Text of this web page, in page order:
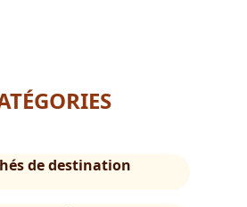
de destination